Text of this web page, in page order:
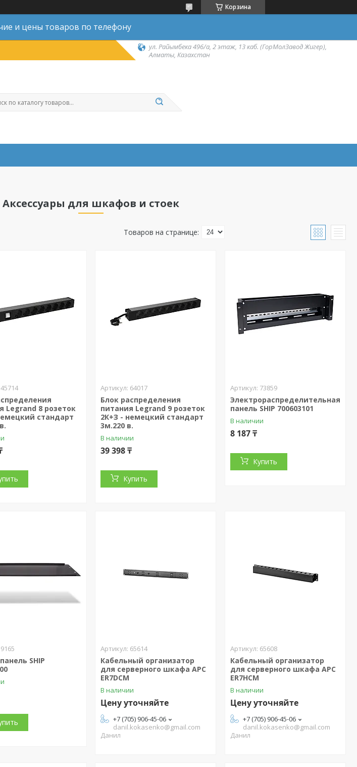
Корзина
и цены товаров по телефону
ул. Райымбека 496/а, 2 этаж, 13 каб. (ГорМолЗавод Жигер),
Алматы, Казахстан
Аксессуары для шкафов и стоек
45714
Legrand 8 розеток
стандарт
64017
Блок распределения
питания Legrand 9 розеток
2К+З - немецкий стандарт
3м.220 в.
В наличии
39 398 ₸
Купить
73859
Электрораспределительная
панель SHIP 700603101
В наличии
8 187 ₸
Купить
9165
SHIP
65614
Кабельный организатор
для серверного шкафа APC
ER7DCM
В наличии
Цену уточняйте
+7 (705) 906-45-06
danil.kokasenko@gmail.com
Данил
65608
Кабельный организатор
для серверного шкафа APC
ER7HCM
В наличии
Цену уточняйте
+7 (705) 906-45-06
danil.kokasenko@gmail.com
Данил